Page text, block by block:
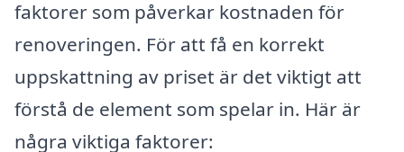
faktorer som påverkar kostnaden för
renoveringen. För att få en korrekt
uppskattning av priset är det viktigt att
förstå de element som spelar in. Här är
några viktiga faktorer: